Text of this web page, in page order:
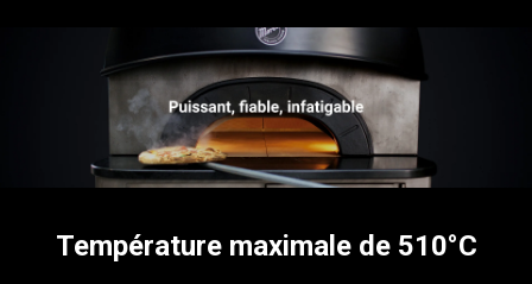
Température maximale de 510°C